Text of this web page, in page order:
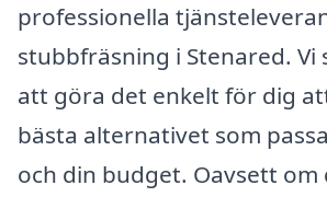
professionella
stubbfräsning i Stenared.
att göra det enkelt för dig
bästa alternativet som
och din budget. Oavsett om